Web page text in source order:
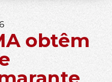
obtêm